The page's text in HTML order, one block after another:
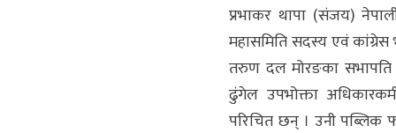
प्रभाकर थापा (संजय)
महासमिति सदस्य एवं
तरुण दल मोरङका सभापति
ढुंगेल उपभोक्ता
परिचित छन् । उनी पब्लिक